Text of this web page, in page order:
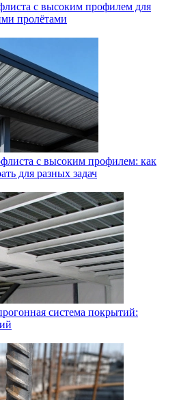
с высоким профилем для
пролётами
с высоким профилем: как
для разных задач
система покрытий: